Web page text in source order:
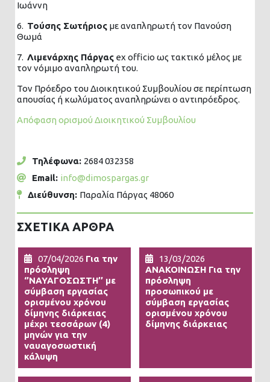
Ιωάννη
6. Τούσης Σωτήριος με αναπληρωτή τον Πανούση
Θωμά
7. Λιμενάρχης Πάργας ex officio ως τακτικό μέλος με
τον νόμιμο αναπληρωτή του.
Τον Πρόεδρο του Διοικητικού Συμβουλίου σε περίπτωση
απουσίας ή κωλύματος αναπληρώνει ο αντιπρόεδρος.
Απόφαση ορισμού Διοικητικού Συμβουλίου
Τηλέφωνα: 2684 032358
Email: info@dimospargas.gr
Διεύθυνση: Παραλία Πάργας 48060
ΣΧΕΤΙΚΆ ΆΡΘΡΑ
07/04/2026 Για την
πρόσληψη
‘’ΝΑΥΑΓΟΣΩΣΤΗ’’ με
σύμβαση εργασίας
ορισμένου χρόνου
δίμηνης διάρκειας
μέχρι τεσσάρων (4)
μηνών για την
ναυαγοσωστική
κάλυψη
13/03/2026
ΑΝΑΚΟΙΝΩΣΗ Για την
πρόσληψη
προσωπικού με
σύμβαση εργασίας
ορισμένου χρόνου
δίμηνης διάρκειας